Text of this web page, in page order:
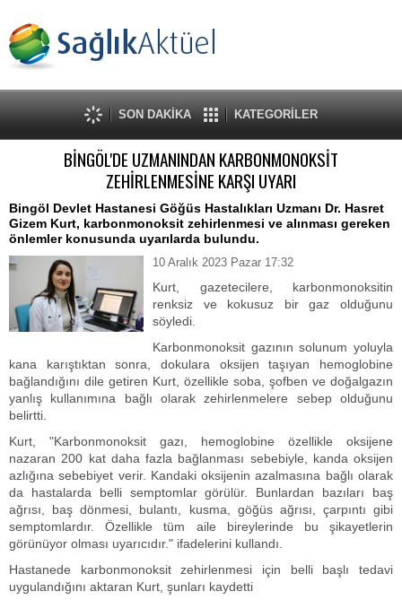
SON DAKİKA KATEGORİLER
BİNGÖL'DE UZMANINDAN KARBONMONOKSİT
ZEHİRLENMESİNE KARŞI UYARI
Bingöl Devlet Hastanesi Göğüs Hastalıkları Uzmanı Dr. Hasret
Gizem Kurt, karbonmonoksit zehirlenmesi ve alınması gereken
önlemler konusunda uyarılarda bulundu.
10 Aralık 2023 Pazar 17:32
Kurt, gazetecilere, karbonmonoksitin
renksiz ve kokusuz bir gaz olduğunu
söyledi.
Karbonmonoksit gazının solunum yoluyla
kana karıştıktan sonra, dokulara oksijen taşıyan hemoglobine
bağlandığını dile getiren Kurt, özellikle soba, şofben ve doğalgazın
yanlış kullanımına bağlı olarak zehirlenmelere sebep olduğunu
belirtti.
Kurt, "Karbonmonoksit gazı, hemoglobine özellikle oksijene
nazaran 200 kat daha fazla bağlanması sebebiyle, kanda oksijen
azlığına sebebiyet verir. Kandaki oksijenin azalmasına bağlı olarak
da hastalarda belli semptomlar görülür. Bunlardan bazıları baş
ağrısı, baş dönmesi, bulantı, kusma, göğüs ağrısı, çarpıntı gibi
semptomlardır. Özellikle tüm aile bireylerinde bu şikayetlerin
görünüyor olması uyarıcıdır." ifadelerini kullandı.
Hastanede karbonmonoksit zehirlenmesi için belli başlı tedavi
uygulandığını aktaran Kurt, şunları kaydetti